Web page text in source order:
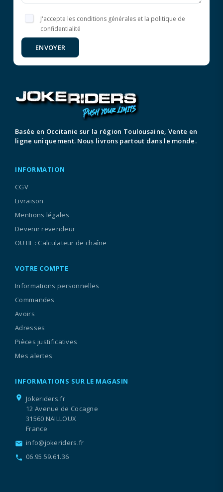
J'accepte les conditions générales et la politique de
confidentialité
ENVOYER
Basée en Occitanie sur la région Toulousaine, Vente en
ligne uniquement. Nous livrons partout dans le monde.
INFORMATION
CGV
Livraison
Mentions légales
Devenir revendeur
OUTIL : Calculateur de chaîne
VOTRE COMPTE
Informations personnelles
Commandes
Avoirs
Adresses
Pièces justificatives
Mes alertes
INFORMATIONS SUR LE MAGASIN
location_on
Jokeriders.fr
12 Avenue de Cocagne
31560 NAILLOUX
France
email info@jokeriders.fr
call 06.95.59.61.36